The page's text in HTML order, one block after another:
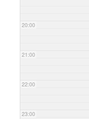
20:00
21:00
22:00
23:00